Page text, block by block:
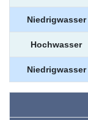
Niedrigwasser
Hochwasser
Niedrigwasser